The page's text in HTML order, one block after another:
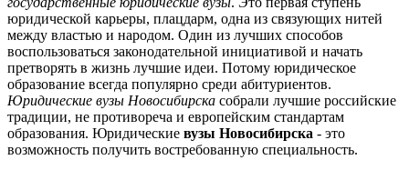
юридической карьеры, плацдарм, одна из связующих нитей
между властью и народом. Один из лучших способов
воспользоваться законодательной инициативой и начать
претворять в жизнь лучшие идеи. Потому юридическое
образование всегда популярно среди абитуриентов.
Юридические вузы Новосибирска собрали лучшие российские
традиции, не противореча и европейским стандартам
образования. Юридические вузы Новосибирска - это
возможность получить востребованную специальность.